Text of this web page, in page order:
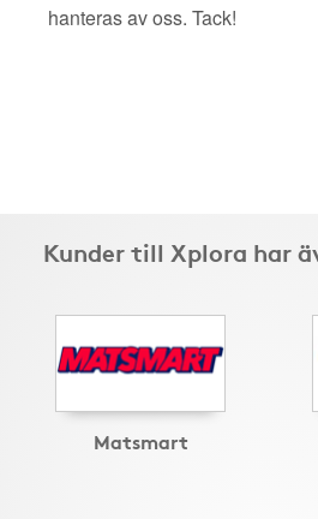
hanteras av oss. Tack!
Kunder till Xplora har
Matsmart